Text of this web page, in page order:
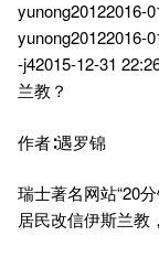
yunong20122016-
yunong20122016-
-j42015-12-31
兰教？
作者∶遇罗锦
瑞士著名网站“20
居民改信伊斯兰教